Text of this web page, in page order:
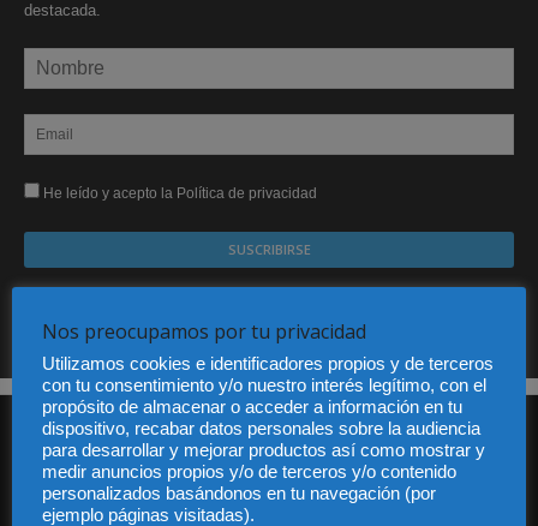
destacada.
He leído y acepto la Política de privacidad
S.L. y no será cedido a un tercero en ningún caso.
Nos preocupamos por tu privacidad
Utilizamos cookies e identificadores propios y de terceros
con tu consentimiento y/o nuestro interés legítimo, con el
propósito de almacenar o acceder a información en tu
dispositivo, recabar datos personales sobre la audiencia
para desarrollar y mejorar productos así como mostrar y
medir anuncios propios y/o de terceros y/o contenido
personalizados basándonos en tu navegación (por
ejemplo páginas visitadas).